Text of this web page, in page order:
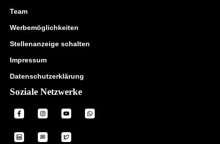
Team
Werbemöglichkeiten
Stellenanzeige schalten
Impressum
Datenschutzerklärung
Soziale Netzwerke